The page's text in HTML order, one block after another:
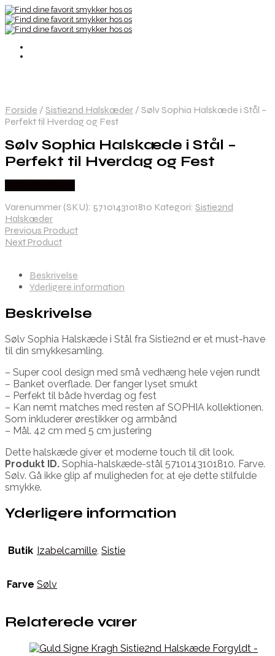
Forside / Sistie2nd Halskæder / Sølv Sophia Halskæde i Stål –
Perfekt til Hverdag og Fest
Sølv Sophia Halskæde i Stål –
Perfekt til Hverdag og Fest
Varenummer (SKU): 5710143101810 Kategori: Sistie2nd
Halskæder
Previous Product
Next Product
Beskrivelse
Yderligere information
Beskrivelse
Sølv Sophia Halskæde i Stål fra Sistie2nd er et must-have
til din smykkesamling.
– Super cool design med små vedhæng hele vejen rundt
– Banket overflade. Der fanger lyset smukt
– Perfekt til både hverdag og fest
– Kan nemt matches med resten af SOPHIA kollektionen.
Som inkluderer ørestikker og armbånd
– Mål. 42 cm med 5 cm justering
Dette halskæde giver et moderne touch til dit look.
Produkt ID. Sophia-halskæde-stål 5710143101810. Farve.
Sølv. Gå ikke glip af muligheden for, at eje dette stilfulde
smykke.
Yderligere information
Butik Izabelcamille, Sistie
Farve Sølv
Relaterede varer